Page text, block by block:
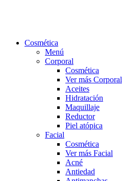
Cosmética
Menú
Corporal
Cosmética
Ver más Corporal
Aceites
Hidratación
Maquillaje
Reductor
Piel atópica
Facial
Cosmética
Ver más Facial
Acné
Antiedad